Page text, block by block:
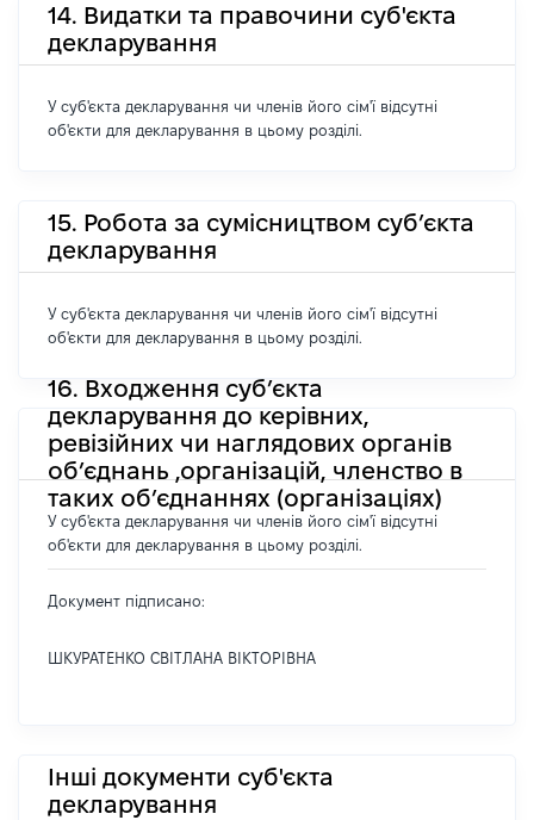
14. Видатки та правочини суб'єкта
декларування
У суб'єкта декларування чи членів його сім'ї відсутні
об'єкти для декларування в цьому розділі.
15. Робота за сумісництвом суб’єкта
декларування
У суб'єкта декларування чи членів його сім'ї відсутні
об'єкти для декларування в цьому розділі.
16. Входження суб’єкта
декларування до керівних,
ревізійних чи наглядових органів
об’єднань ,організацій, членство в
таких об’єднаннях (організаціях)
У суб'єкта декларування чи членів його сім'ї відсутні
об'єкти для декларування в цьому розділі.
Документ підписано:
ШКУРАТЕНКО СВІТЛАНА ВІКТОРІВНА
Інші документи суб'єкта
декларування